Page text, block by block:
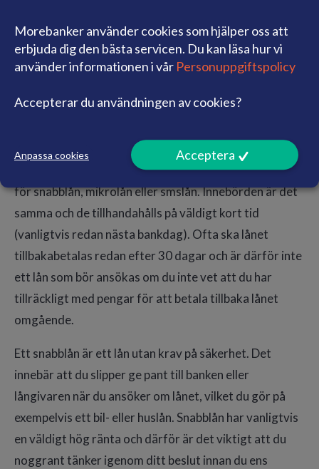
Dessutom så lånar du utan säkerhet, vilket betyder att
du får använda pengarna till precis vad du vill. Därför
3000 kr snabbt.
Snabblån/Mikrolån/Smslån
Vanligtvis kallas lån på 1000, 2000 eller Lån 3000 kr.
för snabblån, mikrolån eller smslån. Innebörden är det
samma och de tillhandahålls på väldigt kort tid
(vanligtvis redan nästa bankdag). Ofta ska lånet
tillbakabetalas redan efter 30 dagar och är därför inte
ett lån som bör ansökas om du inte vet att du har
tillräckligt med pengar för att betala tillbaka lånet
omgående.
Ett snabblån är ett lån utan krav på säkerhet. Det
innebär att du slipper ge pant till banken eller
långivaren när du ansöker om lånet, vilket du gör på
exempelvis ett bil- eller huslån. Snabblån har vanligtvis
en väldigt hög ränta och därför är det viktigt att du
noggrant tänker igenom ditt beslut innan du ens
Morebanker använder cookies som hjälper oss att
erbjuda dig den bästa servicen. Du kan läsa hur vi
använder informationen i vår Personuppgiftspolicy
Accepterar du användningen av cookies?
Anpassa cookies Acceptera